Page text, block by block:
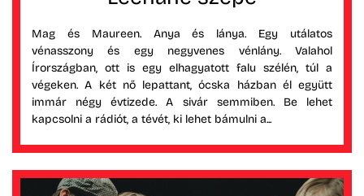
Mag és Maureen. Anya és lánya. Egy utálatos
vénasszony és egy negyvenes vénlány. Valahol
Írországban, ott is egy elhagyatott falu szélén, túl a
végeken. A két nő lepattant, ócska házban él együtt
immár négy évtizede. A sivár semmiben. Be lehet
kapcsolni a rádiót, a tévét, ki lehet bámulni a...